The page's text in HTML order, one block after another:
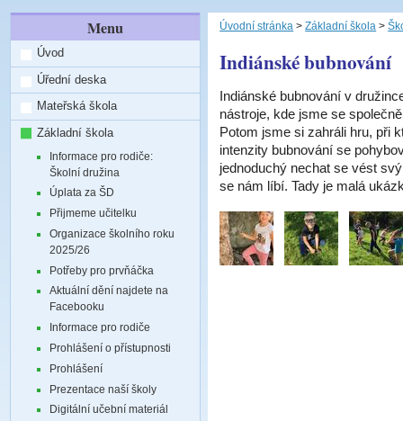
Menu
Úvod
Úřední deska
Mateřská škola
Základní škola
Informace pro rodiče:
Školní družina
Úplata za ŠD
Přijmeme učitelku
Organizace školního roku
2025/26
Potřeby pro prvňáčka
Aktuální dění najdete na
Facebooku
Informace pro rodiče
Prohlášení o přístupnosti
Prohlášení
Prezentace naší školy
Digitální učební materiál
Úvodní stránka >Základní škola >
Indiánské bubnování
Indiánské bubnování v
nástroje, kde jsme se
Potom jsme si zahráli hru, při
intenzity bubnování se
jednoduchý nechat se vést
se nám líbí. Tady je malá